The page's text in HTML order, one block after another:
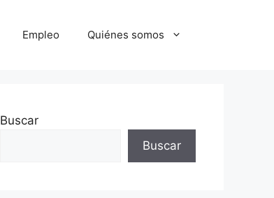
Empleo Quiénes somos
Buscar
Buscar